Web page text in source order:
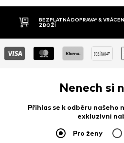
BEZPLATNÁ DOPRAVA* & VRÁCENÍ
ZBOŽÍ
Nenech si
Přihlas se k odběru našeho
exkluzivní
Pro ženy